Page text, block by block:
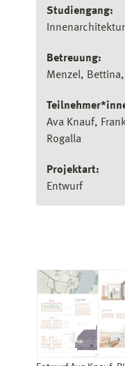
Studiengang:
Innenarchitektur
Betreuung:
Menzel,
Ava Knauf,
Rogalla
Projektart:
Entwurf